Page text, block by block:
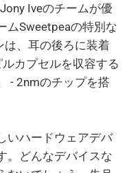
Iveのチームが優
ムSweetpeaの特別な
は、耳の後ろに装着
カプセルを収容する
- 2nmのチップを搭
いハードウェアデバ
。どんなデバイスな